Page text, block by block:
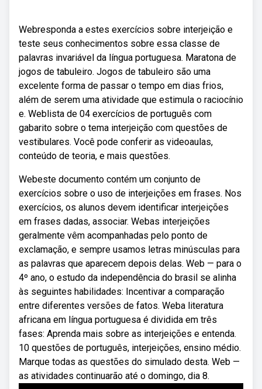
Webresponda a estes exercícios sobre interjeição e
teste seus conhecimentos sobre essa classe de
palavras invariável da língua portuguesa. Maratona de
jogos de tabuleiro. Jogos de tabuleiro são uma
excelente forma de passar o tempo em dias frios,
além de serem uma atividade que estimula o raciocínio
e. Weblista de 04 exercícios de português com
gabarito sobre o tema interjeição com questões de
vestibulares. Você pode conferir as videoaulas,
conteúdo de teoria, e mais questões.
Webeste documento contém um conjunto de
exercícios sobre o uso de interjeições em frases. Nos
exercícios, os alunos devem identificar interjeições
em frases dadas, associar. Webas interjeições
geralmente vêm acompanhadas pelo ponto de
exclamação, e sempre usamos letras minúsculas para
as palavras que aparecem depois delas. Web — para o
4º ano, o estudo da independência do brasil se alinha
às seguintes habilidades: Incentivar a comparação
entre diferentes versões de fatos. Weba literatura
africana em língua portuguesa é dividida em três
fases: Aprenda mais sobre as interjeições e entenda.
10 questões de português, interjeições, ensino médio.
Marque todas as questões do simulado desta. Web —
as atividades continuarão até o domingo, dia 8.